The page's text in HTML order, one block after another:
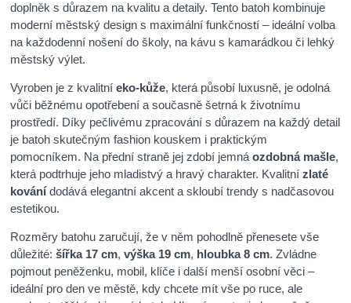
doplněk s důrazem na kvalitu a detaily. Tento batoh kombinuje
moderní městský design s maximální funkčností – ideální volba
na každodenní nošení do školy, na kávu s kamarádkou či lehký
městský výlet.
Vyroben je z kvalitníeko-kůže, která působí luxusně, je odolná
vůči běžnému opotřebení a současně šetrná k životnímu
prostředí. Díky pečlivému zpracování s důrazem na každý detail
je batoh skutečným fashion kouskem i praktickým
pomocníkem. Na přední straně jej zdobí jemnáozdobná mašle,
která podtrhuje jeho mladistvý a hravý charakter. Kvalitnízlaté
kovánídodává elegantní akcent a skloubí trendy s nadčasovou
estetikou.
Rozměry batohu zaručují, že v něm pohodlně přenesete vše
důležité:šířka 17 cm,výška 19 cm, hloubka 8 cm. Zvládne
pojmout peněženku, mobil, klíče i další menší osobní věci –
ideální pro den ve městě, kdy chcete mít vše po ruce, ale